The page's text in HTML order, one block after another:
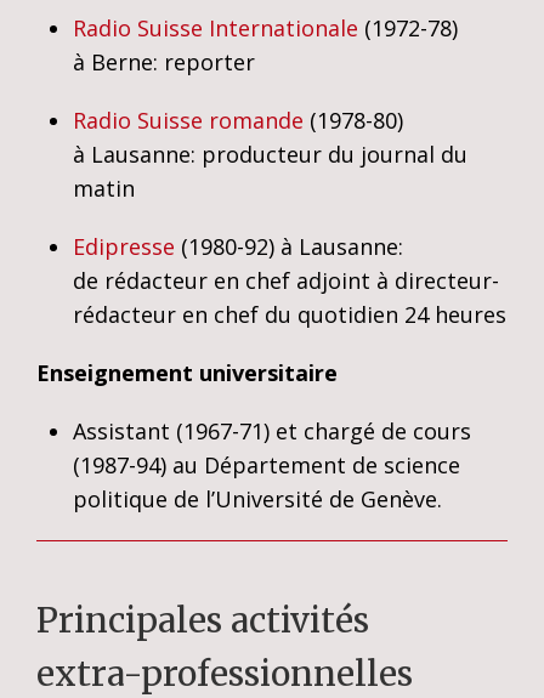
Radio Suisse Internationale (1972-78)
à Berne: reporter
Radio Suisse romande (1978-80)
à Lausanne: producteur du journal du
matin
Edipresse (1980-92) à Lausanne:
de rédacteur en chef adjoint à directeur-
rédacteur en chef du quotidien 24 heures
Enseignement universitaire
Assistant (1967-71) et chargé de cours
(1987-94) au Département de science
politique de l’Université de Genève.
Principales activités
extra-professionnelles